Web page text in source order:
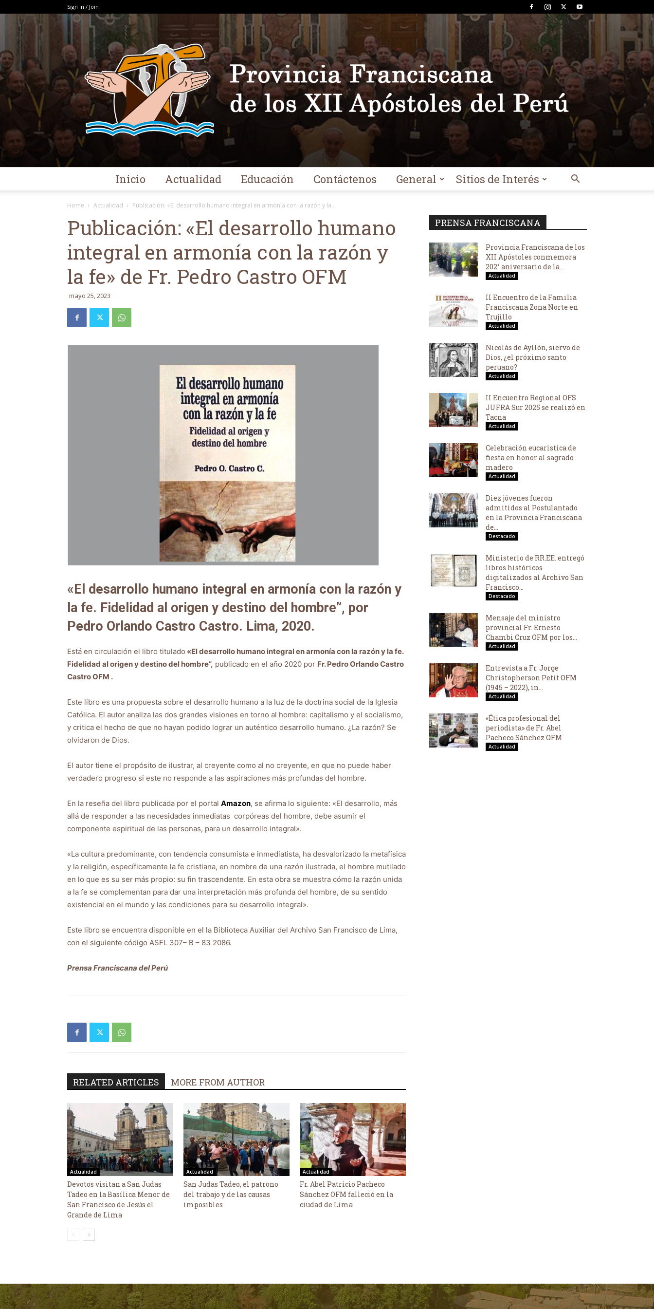
Sign in / Join
Inicio Actualidad Educación Contáctenos General Sitios de Interés
Home Actualidad Publicación: «El desarrollo humano integral en armonía con la razón y la...
Publicación: «El desarrollo humano
integral en armonía con la razón y
la fe» de Fr. Pedro Castro OFM
mayo 25, 2023
«El desarrollo humano integral en armonía con la razón y
la fe. Fidelidad al origen y destino del hombre”, por
Pedro Orlando Castro Castro. Lima, 2020.
Está en circulación el libro titulado «El desarrollo humano integral en armonía con la razón y la fe.
Fidelidad al origen y destino del hombre”, publicado en el año 2020 por Fr. Pedro Orlando Castro
Castro OFM .
Este libro es una propuesta sobre el desarrollo humano a la luz de la doctrina social de la Iglesia
Católica. El autor analiza las dos grandes visiones en torno al hombre: capitalismo y el socialismo,
y critica el hecho de que no hayan podido lograr un auténtico desarrollo humano. ¿La razón? Se
olvidaron de Dios.
El autor tiene el propósito de ilustrar, al creyente como al no creyente, en que no puede haber
verdadero progreso si este no responde a las aspiraciones más profundas del hombre.
En la reseña del libro publicada por el portal Amazon, se afirma lo siguiente: «El desarrollo, más
allá de responder a las necesidades inmediatas corpóreas del hombre, debe asumir el
componente espiritual de las personas, para un desarrollo integral».
«La cultura predominante, con tendencia consumista e inmediatista, ha desvalorizado la metafísica
y la religión, específicamente la fe cristiana, en nombre de una razón ilustrada, el hombre mutilado
en lo que es su ser más propio: su fin trascendente. En esta obra se muestra cómo la razón unida
a la fe se complementan para dar una interpretación más profunda del hombre, de su sentido
existencial en el mundo y las condiciones para su desarrollo integral».
Este libro se encuentra disponible en el la Biblioteca Auxiliar del Archivo San Francisco de Lima,
con el siguiente código ASFL 307– B – 83 2086.
Prensa Franciscana del Perú
RELATED ARTICLES MORE FROM AUTHOR
Actualidad
Devotos visitan a San Judas
Tadeo en la Basílica Menor de
San Francisco de Jesús el
Grande de Lima
Actualidad
San Judas Tadeo, el patrono
del trabajo y de las causas
imposibles
Actualidad
Fr. Abel Patricio Pacheco
Sánchez OFM falleció en la
ciudad de Lima
PRENSA FRANCISCANA
Provincia Franciscana de los
XII Apóstoles conmemora
202° aniversario de la...
Actualidad
II Encuentro de la Familia
Franciscana Zona Norte en
Trujillo
Actualidad
Nicolás de Ayllón, siervo de
Dios, ¿el próximo santo
peruano?
Actualidad
II Encuentro Regional OFS
JUFRA Sur 2025 se realizó en
Tacna
Actualidad
Celebración eucaristica de
fiesta en honor al sagrado
madero
Actualidad
Diez jóvenes fueron
admitidos al Postulantado
en la Provincia Franciscana
de...
Destacado
Ministerio de RR.EE. entregó
libros históricos
digitalizados al Archivo San
Francisco...
Destacado
Mensaje del ministro
provincial Fr. Ernesto
Chambi Cruz OFM por los...
Actualidad
Entrevista a Fr. Jorge
Christopherson Petit OFM
(1945 – 2022), in...
Actualidad
«Ética profesional del
periodista» de Fr. Abel
Pacheco Sánchez OFM
Actualidad